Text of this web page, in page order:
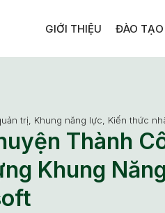
GIỚI THIỆU ĐÀO TẠO
trị, Khung năng lực, Kiến thức
Thành
Khung